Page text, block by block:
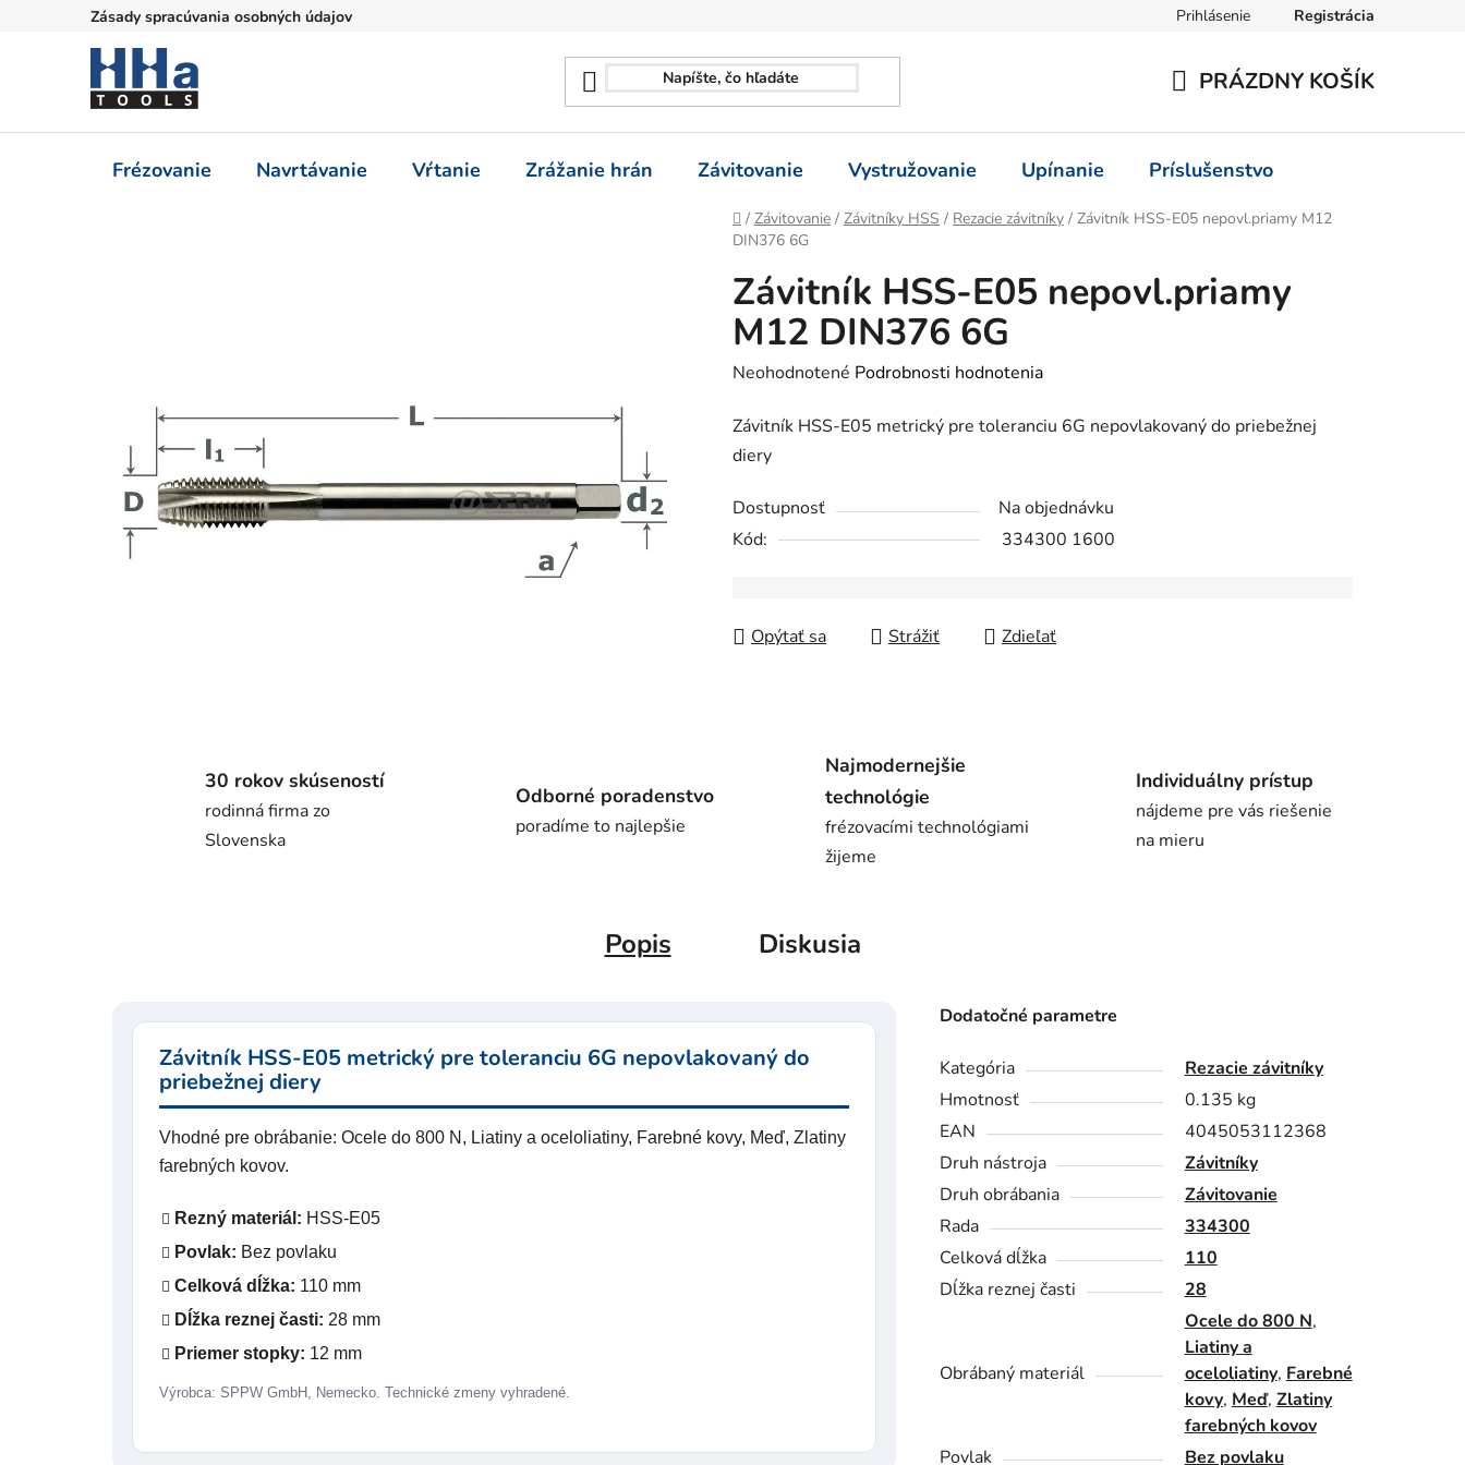
Zásady spracúvania osobných údajov Prihlásenie Registrácia
KOŠÍK
PRÁZDNY KOŠÍK
Frézovanie Navrtávanie Vŕtanie Zrážanie hrán Závitovanie Vystružovanie Upínanie Príslušenstvo
Domov
/ Závitovanie / Závitníky HSS / Rezacie závitníky / Závitník HSS-E05 nepovl.priamy M12
DIN376 6G
Závitník HSS-E05 nepovl.priamy
M12 DIN376 6G
Priemerné
produktu
je
z
5
Neohodnotené Podrobnosti hodnotenia
Závitník HSS-E05 metrický pre toleranciu 6G nepovlakovaný do priebežnej
diery
Dostupnosť
Na objednávku
Kód:
334300 1600
Opýtať sa Strážiť Zdieľať
30 rokov skúseností
rodinná firma zo
Slovenska
Odborné poradenstvo
poradíme to najlepšie
Najmodernejšie
technológie
frézovacími technológiami
žijeme
Individuálny prístup
nájdeme pre vás riešenie
na mieru
Popis Diskusia
Závitník HSS-E05 metrický pre toleranciu 6G nepovlakovaný do
priebežnej diery
Vhodné pre obrábanie: Ocele do 800 N, Liatiny a oceloliatiny, Farebné kovy, Meď, Zlatiny
farebných kovov.
Rezný materiál: HSS-E05
Povlak: Bez povlaku
Celková dĺžka: 110 mm
Dĺžka reznej časti: 28 mm
Priemer stopky: 12 mm
Výrobca: SPPW GmbH, Nemecko. Technické zmeny vyhradené.
Dodatočné parametre
Kategória
Rezacie závitníky
Hmotnosť
0.135 kg
EAN
4045053112368
Druh nástroja
Závitníky
Druh obrábania
Závitovanie
Rada
334300
Celková dĺžka
110
Dĺžka reznej časti
28
Obrábaný materiál
Ocele do 800 N,
Liatiny a
oceloliatiny, Farebné
kovy, Meď, Zlatiny
farebných kovov
Povlak
Bez povlaku